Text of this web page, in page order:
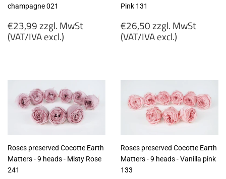
champagne 021
Regular
price
€23,99 zzgl. MwSt
(VAT/IVA excl.)
MwSt
(VAT/IVA
excl.)
Pink 131
Regular
price
€26,50 zzgl. MwSt
(VAT/IVA excl.)
MwSt
(VAT/IVA
excl.)
Roses preserved Cocotte Earth
Matters - 9 heads - Misty Rose
241
Roses preserved Cocotte Earth
Matters - 9 heads - Vanilla pink
133